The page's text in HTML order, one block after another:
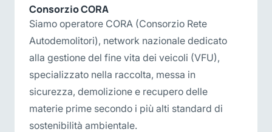
Consorzio CORA
Siamo operatore CORA (Consorzio Rete
Autodemolitori), network nazionale dedicato
alla gestione del fine vita dei veicoli (VFU),
specializzato nella raccolta, messa in
sicurezza, demolizione e recupero delle
materie prime secondo i più alti standard di
sostenibilità ambientale.